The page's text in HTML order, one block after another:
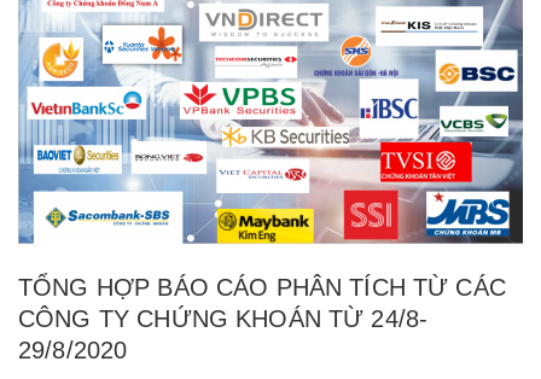
TỔNG HỢP BÁO CÁO PHÂN TÍCH TỪ CÁC
CÔNG TY CHỨNG KHOÁN TỪ 24/8-
29/8/2020